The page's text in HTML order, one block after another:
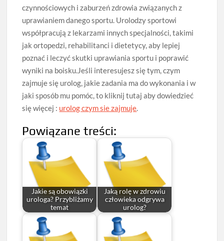
czynnościowych i zaburzeń zdrowia związanych z
uprawianiem danego sportu. Urolodzy sportowi
współpracują z lekarzami innych specjalności, takimi
jak ortopedzi, rehabilitanci i dietetycy, aby lepiej
poznać i leczyć skutki uprawiania sportu i poprawić
wyniki na boisku.Jeśli interesujesz się tym, czym
zajmuje się urolog, jakie zadania ma do wykonania i w
jaki sposób mu pomóc, to kliknij tutaj aby dowiedzieć
się więcej : urolog czym sie zajmuje.
Powiązane treści:
Jakie są obowiązki
urologa? Przybliżamy
temat
Jaką rolę w zdrowiu
człowieka odgrywa
urolog?